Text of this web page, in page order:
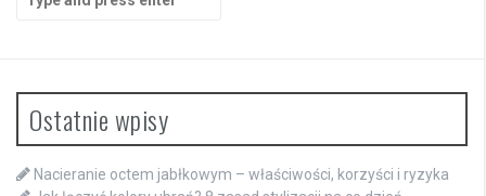
for:
Ostatnie wpisy
Nacieranie octem jabłkowym – właściwości, korzyści i ryzyka